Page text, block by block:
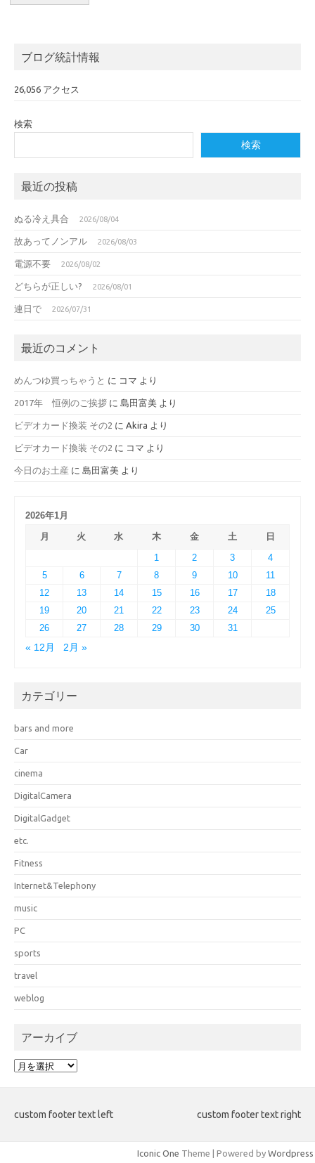
ブログ統計情報
26,056 アクセス
検索
検索
最近の投稿
ぬる冷え具合 2026/08/04
故あってノンアル 2026/08/03
電源不要 2026/08/02
どちらが正しい? 2026/08/01
連日で 2026/07/31
最近のコメント
めんつゆ買っちゃうと に コマ より
2017年 恒例のご挨拶 に 島田富美 より
ビデオカード換装 その2 に Akira より
ビデオカード換装 その2 に コマ より
今日のお土産 に 島田富美 より
2026年1月
月
火 水 木 金 土
日
1
2 3
4
5
6 7 8 9 10
11
12
13 14 15 16 17
18
19
20 21 22 23 24
25
26
27 28 29 30
31
« 12月
2月 »
カテゴリー
bars and more
Car
cinema
DigitalCamera
DigitalGadget
etc.
Fitness
Internet&Telephony
music
PC
sports
travel
weblog
アーカイブ
ア
ブ
custom footer text left custom footer text right
Iconic One Theme | Powered by Wordpress